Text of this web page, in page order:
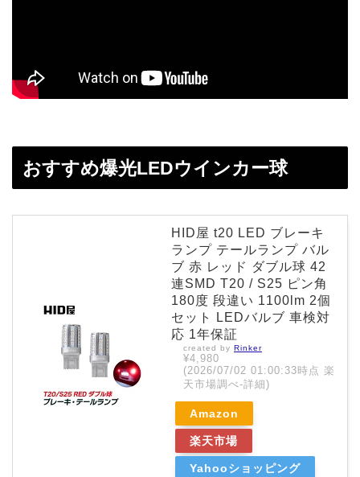
おすすめ爆光LEDウインカー球
HID屋 t20 LED ブレーキ
ランプ テールランプ バル
ブ 赤 レッド ダブル球 42
連SMD T20 / S25 ピン角
180度 段違い 1100lm 2個
セット LEDバルブ 車検対
応 1年保証
created by Rinker
¥4,980
(2026/07/02 01:00:33時点 楽
天市場調べ-詳細)
Amazon
楽天市場
Yahooショッピング